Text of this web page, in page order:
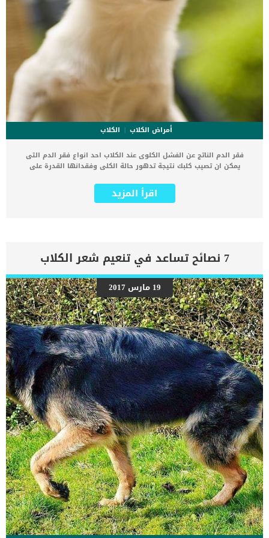
أمراض الكلاب
الكلاب
فقر الدم الناتج عن الفشل الكلوى عند الكلاب احد انواع فقر الدم التى
يمكن ان تصيب كلبك نتيجة تدهور حالة الكلى وفقدانها القدرة على
(EPO) وهو هرمون بروتين سكري ينتج في الكلى ، ويتحكم في إنتاج خلايا
الدم الحمراء. من أجل تطوير ونضج خلايا الدم الحمراء ، يتطلب نخاع العظم
الدم في الكلاب التي تعاني من هذه الحالة. اقرأ ايضا: هل تؤمن بالعلاج
الطبيعى للفشل الكلوى عند الكلاب ؟ عادة ما يُلاحظ فقر الدم الناتج عن
مرض الكلى المزمن في منتصف العمر للكلاب الأكبر سنًا ولكن يمكن أن
يحدث أيضًا في الكلاب الصغيرة. علامات فقر الدم الناتج عن الفشل الكلوى
عند الكلاب فقر الدم في هذه الحالة مرتبط بشكل أساسي بأمراض الكلى
المزمنة. فيما يلي بعض الأعراض المتعلقة بفقر الدم في وجود فشل
كلوى: فقدان الوزن تعب خمول اكتئاب ضعفعدم تحمل البرد التغييرات في
السلوك سرعة التنفس عدم […]
اقرأ المزيد
7 نصائح تساعد في تنعيم شعر الكلاب
19 مارس 2017